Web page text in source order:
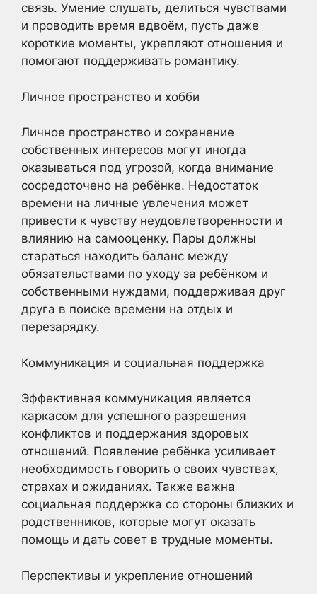
связь. Умение слушать, делиться чувствами
и проводить время вдвоём, пусть даже
короткие моменты, укрепляют отношения и
помогают поддерживать романтику.
Личное пространство и хобби
Личное пространство и сохранение
собственных интересов могут иногда
оказываться под угрозой, когда внимание
сосредоточено на ребёнке. Недостаток
времени на личные увлечения может
привести к чувству неудовлетворенности и
влиянию на самооценку. Пары должны
стараться находить баланс между
обязательствами по уходу за ребёнком и
собственными нуждами, поддерживая друг
друга в поиске времени на отдых и
перезарядку.
Коммуникация и социальная поддержка
Эффективная коммуникация является
каркасом для успешного разрешения
конфликтов и поддержания здоровых
отношений. Появление ребёнка усиливает
необходимость говорить о своих чувствах,
страхах и ожиданиях. Также важна
социальная поддержка со стороны близких и
родственников, которые могут оказать
помощь и дать совет в трудные моменты.
Перспективы и укрепление отношений